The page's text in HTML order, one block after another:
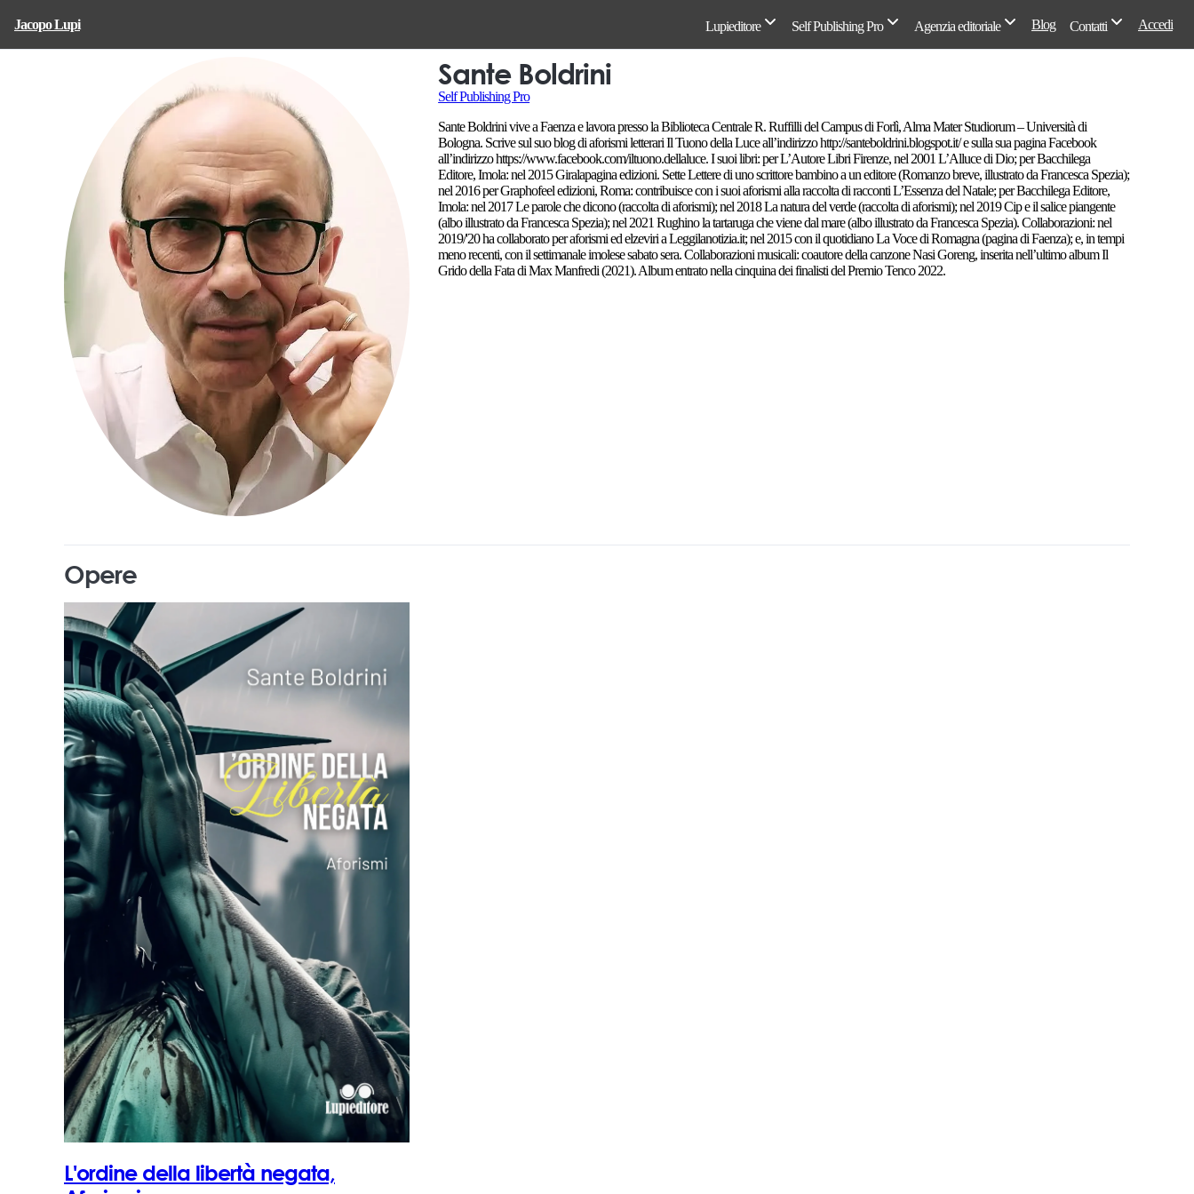
Jacopo Lupi Lupieditore Self Publishing Pro Agenzia editoriale Blog Contatti Accedi
Sante Boldrini
Self Publishing Pro
Sante Boldrini vive a Faenza e lavora presso la Biblioteca Centrale R. Ruffilli del Campus di Forlì, Alma Mater Studiorum – Università di
Bologna. Scrive sul suo blog di aforismi letterari Il Tuono della Luce all’indirizzo http://santeboldrini.blogspot.it/ e sulla sua pagina Facebook
all’indirizzo https://www.facebook.com/iltuono.dellaluce. I suoi libri: per L’Autore Libri Firenze, nel 2001 L’Alluce di Dio; per Bacchilega
Editore, Imola: nel 2015 Giralapagina edizioni. Sette Lettere di uno scrittore bambino a un editore (Romanzo breve, illustrato da Francesca Spezia);
nel 2016 per Graphofeel edizioni, Roma: contribuisce con i suoi aforismi alla raccolta di racconti L’Essenza del Natale; per Bacchilega Editore,
Imola: nel 2017 Le parole che dicono (raccolta di aforismi); nel 2018 La natura del verde (raccolta di aforismi); nel 2019 Cip e il salice piangente
(albo illustrato da Francesca Spezia); nel 2021 Rughino la tartaruga che viene dal mare (albo illustrato da Francesca Spezia). Collaborazioni: nel
2019/'20 ha collaborato per aforismi ed elzeviri a Leggilanotizia.it; nel 2015 con il quotidiano La Voce di Romagna (pagina di Faenza); e, in tempi
meno recenti, con il settimanale imolese sabato sera. Collaborazioni musicali: coautore della canzone Nasi Goreng, inserita nell’ultimo album Il
Grido della Fata di Max Manfredi (2021). Album entrato nella cinquina dei finalisti del Premio Tenco 2022.
Opere
L'ordine della libertà negata,